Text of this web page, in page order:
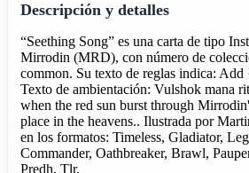
Descripción y detalles
“Seething Song” es una carta de tipo
Mirrodin (MRD), con número de
common. Su texto de reglas indica:
Texto de ambientación: Vulshok mana
when the red sun burst through
place in the heavens.. Ilustrada por
en los formatos: Timeless, Gladiator,
Commander, Oathbreaker, Brawl,
Predh, Tlr.